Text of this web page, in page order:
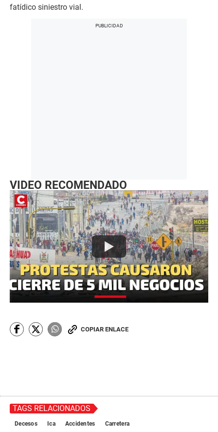
fatídico siniestro vial.
VIDEO RECOMENDADO
COPIAR ENLACE
TAGS RELACIONADOS
Decesos Ica Accidentes Carretera